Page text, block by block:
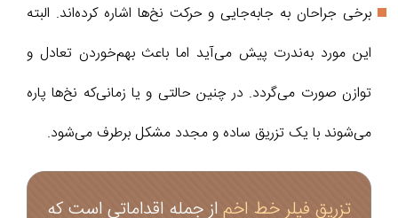
برخی جراحان به جابه‌جایی و حرکت نخ‌‌ها اشاره کرده‌اند. البته
این مورد به‌ندرت پیش می‌آید اما باعث بهم‌خوردن تعادل و
توازن صورت می‌گردد. در چنین حالتی و یا زمانی‌که نخ‌‌ها پاره
می‌شوند با یک تزریق ساده و مجدد مشکل برطرف می‌شود.
تزریق فیلر خط اخم از جمله اقداماتی است که